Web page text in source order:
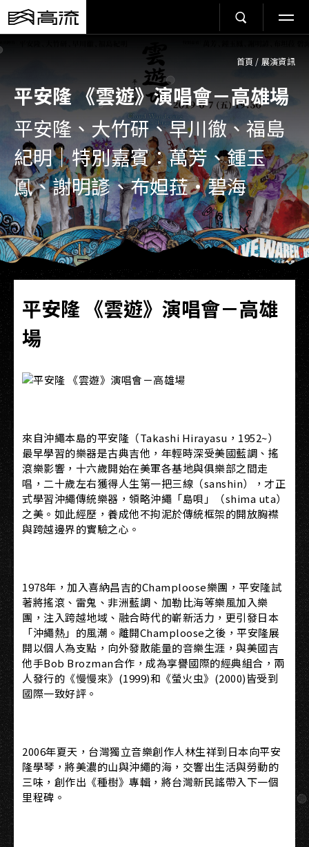
首頁 / 展演資訊
平安隆 《雲遊》演唱會－高雄場
平安隆、大竹研、早川徹、福島
紀明｜特別嘉賓：萬芳、鍾玉
鳯、謝明諺、布妲菈・碧海
平安隆 《雲遊》演唱會－高雄
場
來自沖繩本島的平安隆（Takashi Hirayasu，1952~）
最早學習的樂器是古典吉他，年輕時深受美國藍調、搖
滾樂影響，十六歲開始在美軍各基地與俱樂部之間走
唱，二十歲左右獲得人生第一把三線（sanshin），才正
式學習沖繩傳統樂器，領略沖繩「島唄」（shima uta）
之美。如此經歷，養成他不拘泥於傳統框架的開放胸襟
與跨越邊界的實驗之心。
1978年，加入喜納昌吉的Champloose樂團，平安隆試
著將搖滾、雷鬼、非洲藍調、加勒比海等樂風加入樂
團，注入跨越地域、融合時代的嶄新活力，更引發日本
「沖繩熱」的風潮。離開Champloose之後，平安隆展
開以個人為支點，向外發散能量的音樂生涯，與美國吉
他手Bob Brozman合作，成為享譽國際的經典組合，兩
人發行的《慢慢來》(1999)和《螢火虫》(2000)皆受到
國際一致好評。
2006年夏天，台灣獨立音樂創作人林生祥到日本向平安
隆學琴，將美濃的山與沖繩的海，交響出生活與勞動的
三味，創作出《種樹》專輯，將台灣新民謠帶入下一個
里程碑。